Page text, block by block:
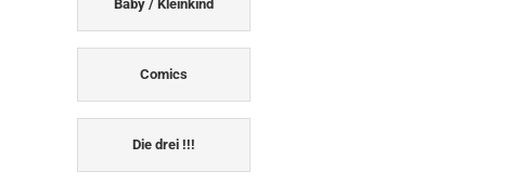
Baby / Kleinkind
Comics
Die drei !!!